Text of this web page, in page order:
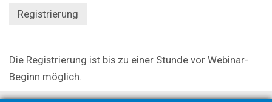
Registrierung
Die Registrierung ist bis zu einer Stunde vor Webinar-
Beginn möglich.